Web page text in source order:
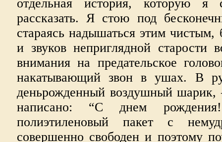
отдельная история, которую я
рассказать. Я стою под
стараясь надышаться этим чистым,
и звуков неприглядной старости
внимания на предательское
накатывающий звон в ушах. В
деньрожденный воздушный шарик,
написано: “С днем
полиэтиленовый пакет с
совершенно свободен и поэтому